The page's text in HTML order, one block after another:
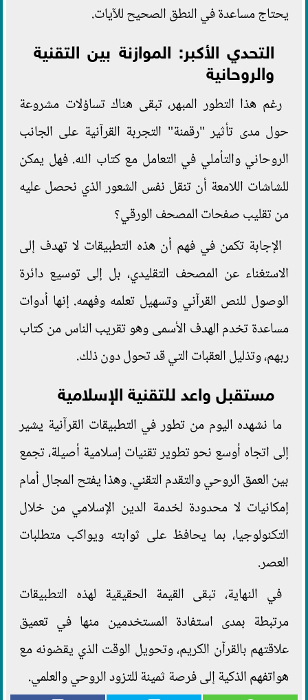
يحتاج مساعدة في النطق الصحيح للآيات.
التحدي الأكبر: الموازنة بين التقنية
والروحانية
رغم هذا التطور المبهر، تبقى هناك تساؤلات مشروعة
حول مدى تأثير "رقمنة" التجربة القرآنية على الجانب
الروحاني والتأملي في التعامل مع كتاب الله. فهل يمكن
للشاشات اللامعة أن تنقل نفس الشعور الذي نحصل عليه
من تقليب صفحات المصحف الورقي؟
الإجابة تكمن في فهم أن هذه التطبيقات لا تهدف إلى
الاستغناء عن المصحف التقليدي، بل إلى توسيع دائرة
الوصول للنص القرآني وتسهيل تعلمه وفهمه. إنها أدوات
مساعدة تخدم الهدف الأسمى وهو تقريب الناس من كتاب
ربهم، وتذليل العقبات التي قد تحول دون ذلك.
مستقبل واعد للتقنية الإسلامية
ما نشهده اليوم من تطور في التطبيقات القرآنية يشير
إلى اتجاه أوسع نحو تطوير تقنيات إسلامية أصيلة، تجمع
بين العمق الروحي والتقدم التقني. وهذا يفتح المجال أمام
إمكانيات لا محدودة لخدمة الدين الإسلامي من خلال
التكنولوجيا، بما يحافظ على ثوابته ويواكب متطلبات
العصر.
في النهاية، تبقى القيمة الحقيقية لهذه التطبيقات
مرتبطة بمدى استفادة المستخدمين منها في تعميق
علاقتهم بالقرآن الكريم، وتحويل الوقت الذي يقضونه مع
هواتفهم الذكية إلى فرصة ثمينة للتزود الروحي والعلمي.